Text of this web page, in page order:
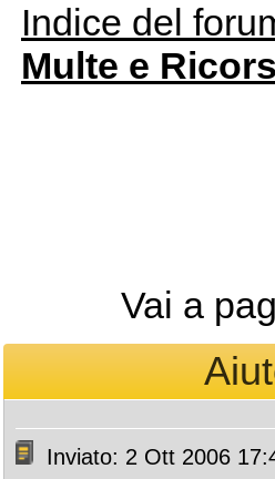
Indice del
Multe e
Vai a
Inviato: 2 Ott 2006